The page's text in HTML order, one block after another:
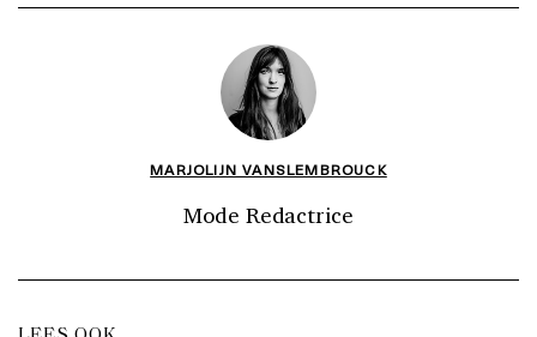
MARJOLIJN VANSLEMBROUCK
Mode Redactrice